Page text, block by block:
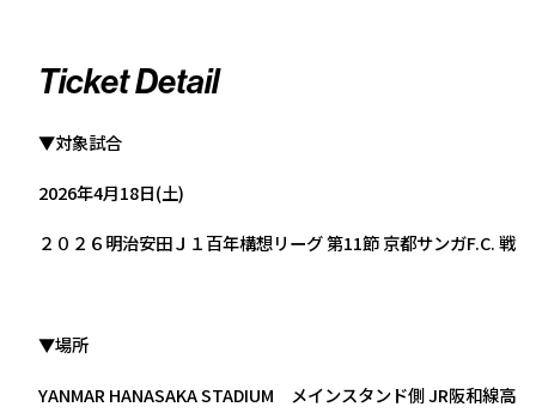
Ticket Detail
▼対象試合
2026年4月18日(土)
２０２６明治安田Ｊ１百年構想リーグ 第11節 京都サンガF.C. 戦
▼場所
YANMAR HANASAKA STADIUM メインスタンド側 JR阪和線高